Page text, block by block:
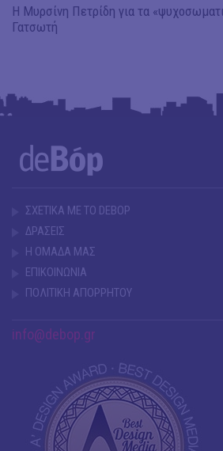
Η Μυρσίνη Πετρίδη για τα
Γατσωτή
ΣΧΕΤΙΚΑ ΜΕ ΤΟ DEBOP
ΔΡΑΣΕΙΣ
Η ΟΜΑΔΑ ΜΑΣ
ΕΠΙΚΟΙΝΩΝΙΑ
ΠΟΛΙΤΙΚΗ ΑΠΟΡΡΗΤΟΥ
info@debop.gr